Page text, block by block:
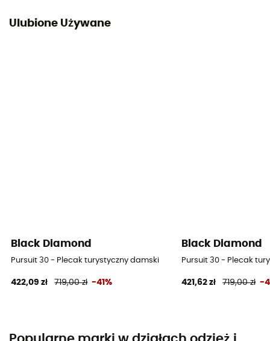
Ulubione Używane
Black Diamond
Pursuit 30 - Plecak turystyczny damski
422,09 zł 719,00 zł -41%
Black Diamond
Pursuit 30 - Plecak
421,62 zł 719,00 zł -